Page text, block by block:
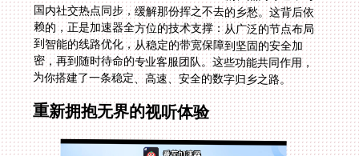
为你搭建了一条稳定、高速、安全的数字归乡之路。
重新拥抱无界的视听体验